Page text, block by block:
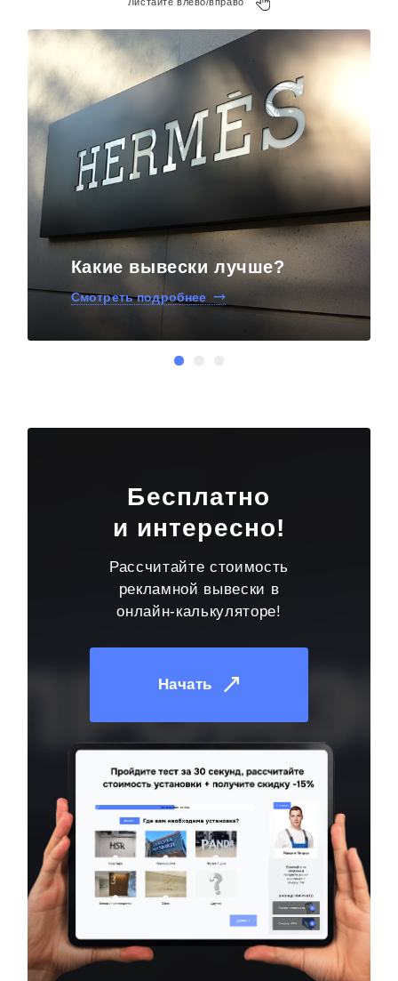
Какие вывески лучше?
Смотреть подробнее
Бесплатно
и интересно!
Рассчитайте стоимость
рекламной вывески в
онлайн-калькуляторе!
Начать